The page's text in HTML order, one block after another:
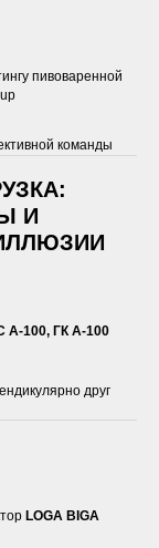
пивоваренной
команды
И
А-100, ГК А-100
друг
LOGA BIGA